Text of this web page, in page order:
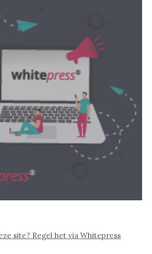
site? Regel het via Whitepress